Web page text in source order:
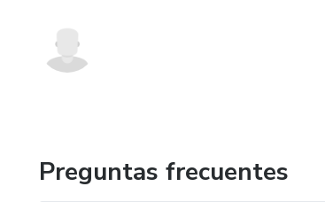
Preguntas frecuentes